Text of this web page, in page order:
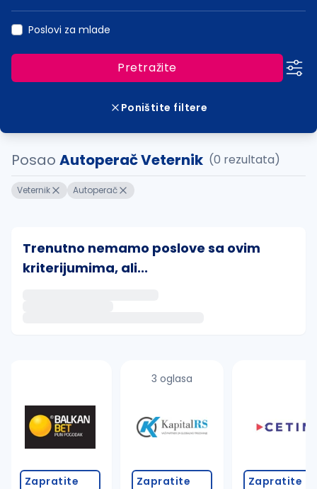
Poslovi za mlade
Pretražite
Poništite filtere
Posao Autoperač Veternik (0 rezultata)
Veternik Autoperač
Trenutno nemamo poslove sa ovim
kriterijumima, ali...
Takođe možete da:
proverite pravopisne greške (koristite č, ć, š, đ,
promenite odabrane filtere pretrage
Zapratite
3 oglasa
Zapratite Zapratite